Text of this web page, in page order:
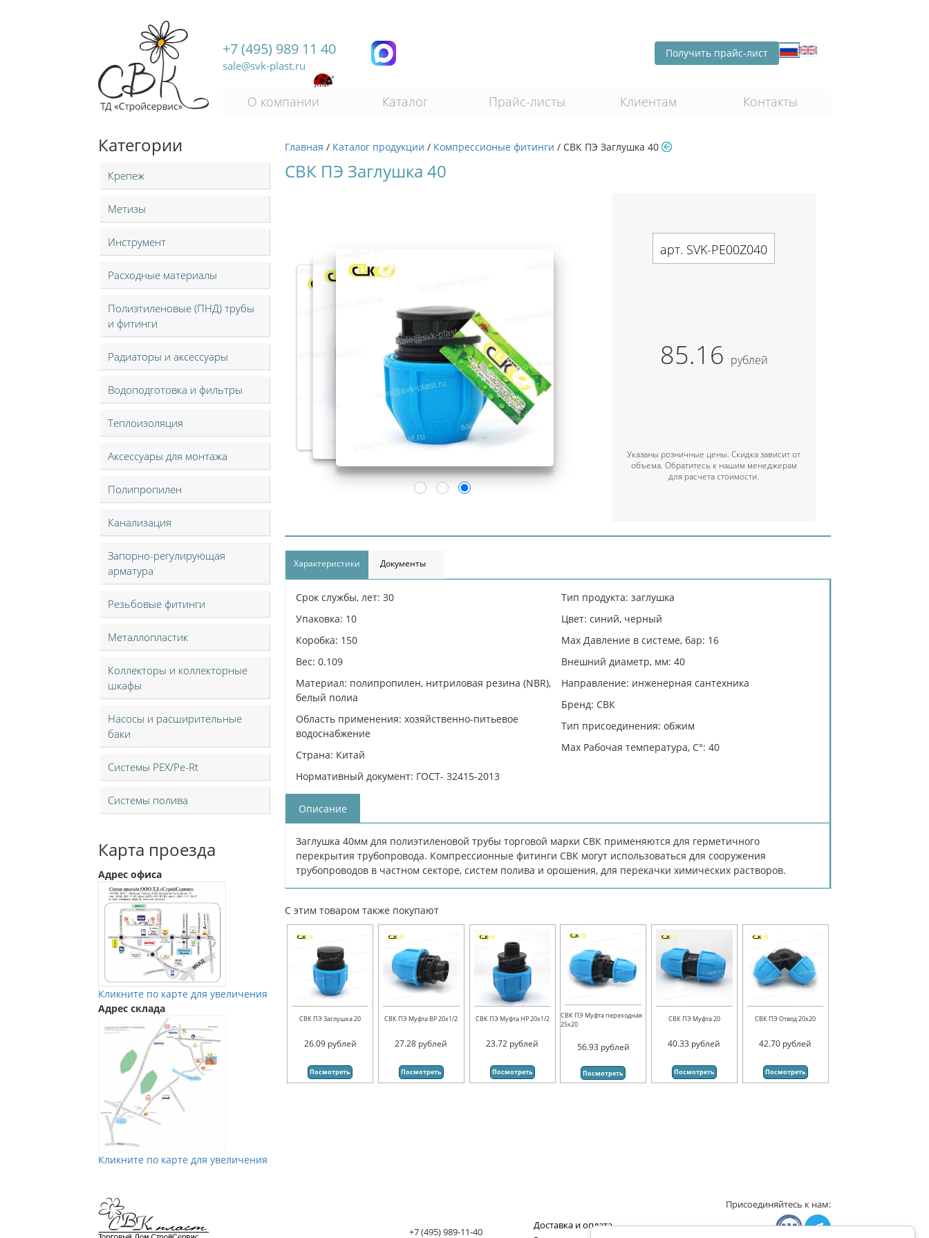
+7 (495) 989 11 40
sale@svk-plast.ru
Получить прайс-лист
О компании Каталог Прайс-листы Клиентам Контакты
Главная / Каталог продукции / Компрессионые фитинги / СВК ПЭ Заглушка 40
Категории
Крепеж
Метизы
Инструмент
Расходные материалы
Полиэтиленовые (ПНД) трубы
и фитинги
Радиаторы и аксессуары
Водоподготовка и фильтры
Теплоизоляция
Аксессуары для монтажа
Полипропилен
Канализация
Запорно-регулирующая
арматура
Резьбовые фитинги
Металлопластик
Коллекторы и коллекторные
шкафы
Насосы и расширительные
баки
Системы PEX/Pe-Rt
Системы полива
Карта проезда
Адрес офиса
Кликните по карте для увеличения
Адрес склада
Кликните по карте для увеличения
СВК ПЭ Заглушка 40
арт. SVK-PE00Z040
85.16 рублей
Указаны розничные цены. Скидка зависит от
объема. Обратитесь к нашим менеджерам
для расчета стоимости.
Характеристики Документы
Срок службы, лет: 30
Упаковка: 10
Коробка: 150
Вес: 0.109
Материал: полипропилен, нитриловая резина (NBR),
белый полиа
Область применения: хозяйственно-питьевое
водоснабжение
Страна: Китай
Нормативный документ: ГОСТ- 32415-2013
Тип продукта: заглушка
Цвет: синий, черный
Max Давление в системе, бар: 16
Внешний диаметр, мм: 40
Направление: инженерная сантехника
Бренд: СВК
Тип присоединения: обжим
Max Рабочая температура, C°: 40
Описание
Заглушка 40мм для полиэтиленовой трубы торговой марки СВК применяются для герметичного
перекрытия трубопровода. Компрессионные фитинги СВК могут использоваться для сооружения
трубопроводов в частном секторе, систем полива и орошения, для перекачки химических растворов.
С этим товаром также покупают
СВК ПЭ Заглушка 20
26.09 рублей
Посмотреть
СВК ПЭ Муфта ВР 20х1/2
27.28 рублей
Посмотреть
СВК ПЭ Муфта НР 20х1/2
23.72 рублей
Посмотреть
СВК ПЭ Муфта переходная
25х20
56.93 рублей
Посмотреть
СВК ПЭ Муфта 20
40.33 рублей
Посмотреть
СВК ПЭ Отвод 20х20
42.70 рублей
Посмотреть
+7 (495) 989-11-40
Доставка и оплата
Присоединяйтесь к нам:
Мы в Vkontakte
Мы в Телеграм